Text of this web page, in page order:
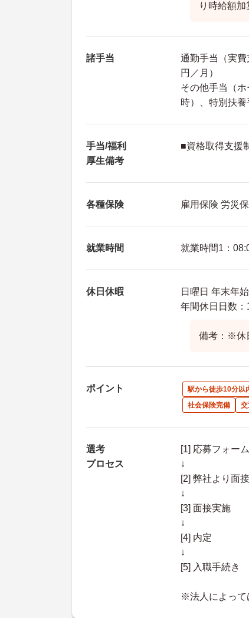
り時給額加
諸手当
通勤手当（実
円／月）
その他手当（
時）、特別扶
手当/福利
厚生備考
■資格取得支援
各種保険 雇用保険 労災
就業時間 就業時間1：
休日休暇
日曜日 年末年
年間休日日数
備考：※休
ポイント 駅から徒歩10分以
社会保険完備
選考
プロセス
[1] 応募フォー
↓
[2] 弊社より面
↓
[3] 面接実施
↓
[4] 内定
↓
[5] 入職手続き
※法人によって